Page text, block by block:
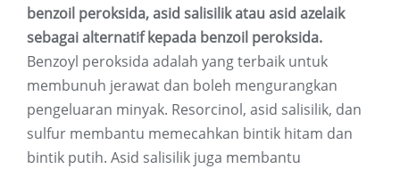
benzoil peroksida, asid salisilik atau asid azelaik
sebagai alternatif kepada benzoil peroksida.
Benzoyl peroksida adalah yang terbaik untuk
membunuh jerawat dan boleh mengurangkan
pengeluaran minyak. Resorcinol, asid salisilik, dan
sulfur membantu memecahkan bintik hitam dan
bintik putih. Asid salisilik juga membantu